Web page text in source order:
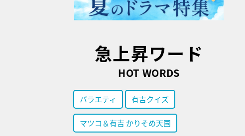
急上昇ワード
HOT WORDS
バラエティ 有吉クイズ
マツコ＆有吉 かりそめ天国